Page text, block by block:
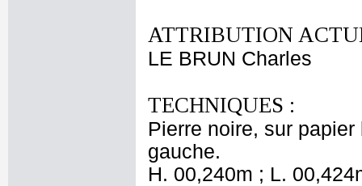
ATTRIBUTION
LE BRUN Charles
TECHNIQUES :
Pierre noire, sur
gauche.
H. 00,240m ; L.